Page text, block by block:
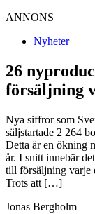
ANNONS
Nyheter
26
försäljning
Nya siffror som
säljstartade 2 264
Detta är en ökning
år. I snitt innebär
till försäljning varje
Trots att […]
Jonas Bergholm